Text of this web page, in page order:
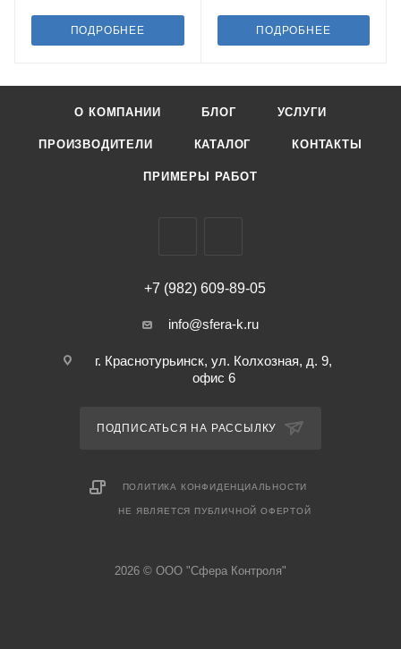
ПОДРОБНЕЕ ПОДРОБНЕЕ
О КОМПАНИИ БЛОГ УСЛУГИ
ПРОИЗВОДИТЕЛИ КАТАЛОГ КОНТАКТЫ
ПРИМЕРЫ РАБОТ
+7 (982) 609-89-05
info@sfera-k.ru
г. Краснотурьинск, ул. Колхозная, д. 9,
офис 6
ПОДПИСАТЬСЯ НА РАССЫЛКУ
ПОЛИТИКА КОНФИДЕНЦИАЛЬНОСТИ
НЕ ЯВЛЯЕТСЯ ПУБЛИЧНОЙ ОФЕРТОЙ
2026 © ООО "Сфера Контроля"